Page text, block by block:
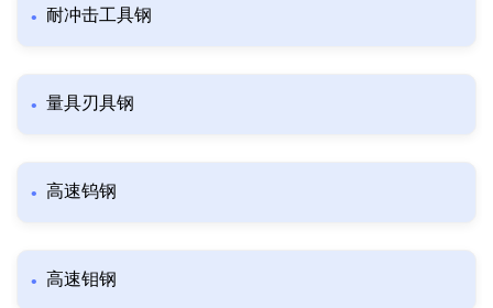
耐冲击工具钢
量具刃具钢
高速钨钢
高速钼钢